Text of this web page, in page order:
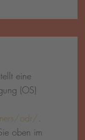
eine
(OS)
odr/.
oben im